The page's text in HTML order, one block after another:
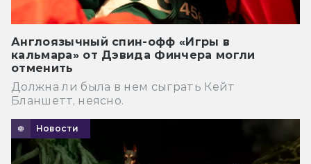
Англоязычный спин-офф «Игры в
кальмара» от Дэвида Финчера могли
отменить
Должна ли была в нем сыграть Кейт
Бланшетт, неясно.
Новости